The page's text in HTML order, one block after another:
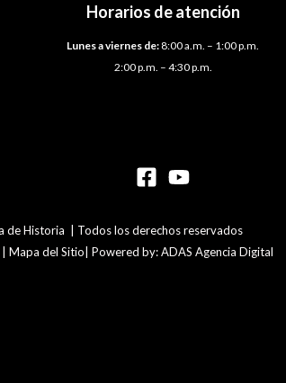
Horarios de atención
Lunes a viernes de:8:00 a.m. – 1:00 p.m.
2:00 p.m. – 4:30 p.m.
Historia | Todos los derechos reservados
del Sitio| Powered by: ADAS Agencia Digital